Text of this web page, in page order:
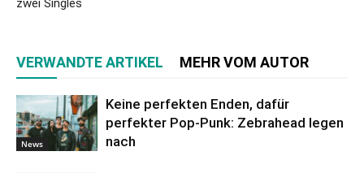
zwei Singles
VERWANDTE ARTIKEL MEHR VOM AUTOR
News
Keine perfekten Enden, dafür
perfekter Pop-Punk: Zebrahead legen
nach